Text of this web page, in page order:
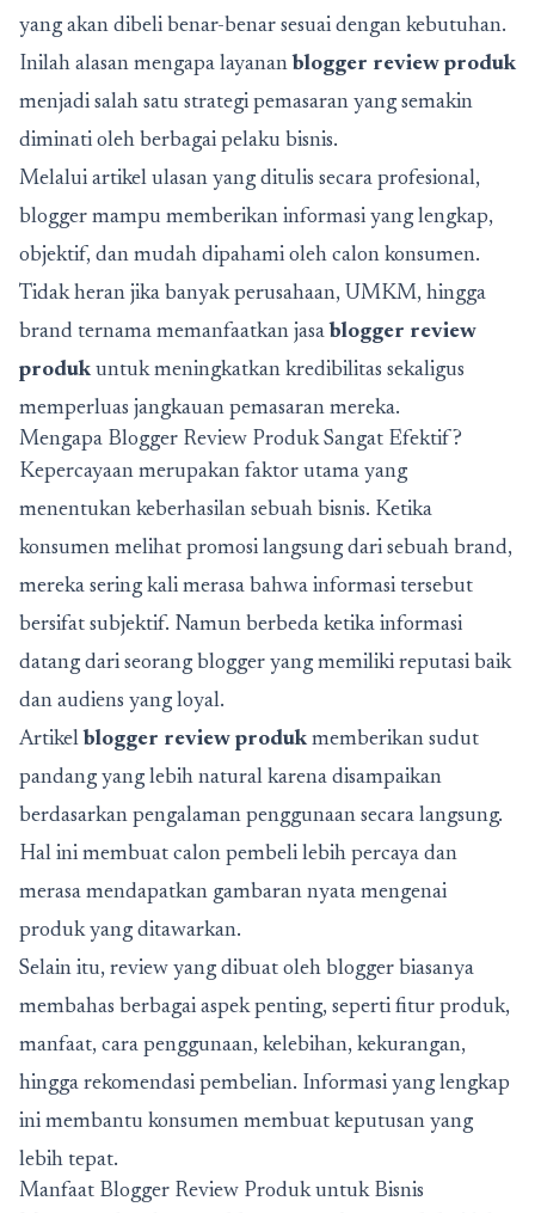
yang akan dibeli benar-benar sesuai dengan kebutuhan.
Inilah alasan mengapa layanan blogger review produk
menjadi salah satu strategi pemasaran yang semakin
diminati oleh berbagai pelaku bisnis.
Melalui artikel ulasan yang ditulis secara profesional,
blogger mampu memberikan informasi yang lengkap,
objektif, dan mudah dipahami oleh calon konsumen.
Tidak heran jika banyak perusahaan, UMKM, hingga
brand ternama memanfaatkan jasa blogger review
produk untuk meningkatkan kredibilitas sekaligus
memperluas jangkauan pemasaran mereka.
Mengapa Blogger Review Produk Sangat Efektif?
Kepercayaan merupakan faktor utama yang
menentukan keberhasilan sebuah bisnis. Ketika
konsumen melihat promosi langsung dari sebuah brand,
mereka sering kali merasa bahwa informasi tersebut
bersifat subjektif. Namun berbeda ketika informasi
datang dari seorang blogger yang memiliki reputasi baik
dan audiens yang loyal.
Artikel blogger review produk memberikan sudut
pandang yang lebih natural karena disampaikan
berdasarkan pengalaman penggunaan secara langsung.
Hal ini membuat calon pembeli lebih percaya dan
merasa mendapatkan gambaran nyata mengenai
produk yang ditawarkan.
Selain itu, review yang dibuat oleh blogger biasanya
membahas berbagai aspek penting, seperti fitur produk,
manfaat, cara penggunaan, kelebihan, kekurangan,
hingga rekomendasi pembelian. Informasi yang lengkap
ini membantu konsumen membuat keputusan yang
lebih tepat.
Manfaat Blogger Review Produk untuk Bisnis